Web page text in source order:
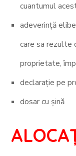
cuantumul
adeverință
care sa rezulte
proprietate,
declarație pe
dosar cu șină